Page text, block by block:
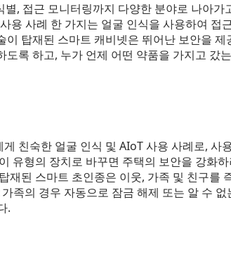
, 접근 모니터링까지 다양한 분야로 나아가
용 사례 한 가지는 얼굴 인식을 사용하여 접
이 탑재된 스마트 캐비넷은 뛰어난 보안을 제
도록 하고, 누가 언제 어떤 약품을 가지고 갔
친숙한 얼굴 인식 및 AIoT 사용 사례로, 사
유형의 장치로 바꾸면 주택의 보안을 강화
재된 스마트 초인종은 이웃, 가족 및 친구를
족의 경우 자동으로 잠금 해제 또는 알 수 없
.